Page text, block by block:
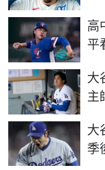
高
平
大
主
大
季